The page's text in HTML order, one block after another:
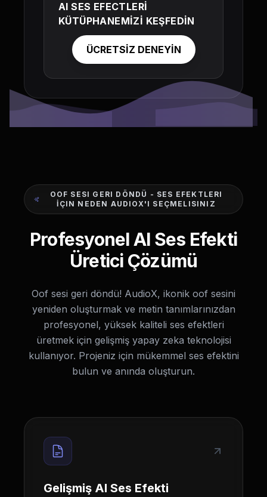
AI SES EFECTLERİ
KÜTÜPHANEMİZİ KEŞFEDİN
ÜCRETSİZ DENEYİN
OOF SESI GERI DÖNDÜ - SES EFEKTLERI
İÇIN NEDEN AUDIOX'I SEÇMELISINIZ
Profesyonel AI Ses Efekti
Üretici Çözümü
Oof sesi geri döndü! AudioX, ikonik oof sesini
yeniden oluşturmak ve metin tanımlarınızdan
profesyonel, yüksek kaliteli ses efektleri
üretmek için gelişmiş yapay zeka teknolojisi
kullanıyor. Projeniz için mükemmel ses efektini
bulun ve anında oluşturun.
Gelişmiş AI Ses Efekti